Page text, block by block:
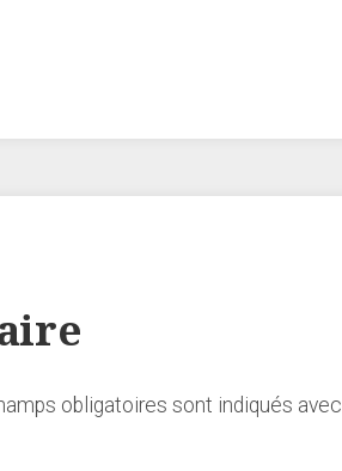
obligatoires sont indiqués avec